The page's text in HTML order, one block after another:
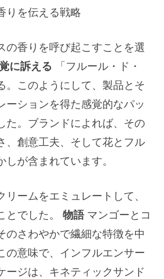
りを伝える戦略
の香りを呼び起こすことを選
に訴える 「フルール・ド・
。このようにして、製品とそ
ーションを得た感覚的なパッ
た。ブランドによれば、その
、創意工夫、そして花とフル
が含まれています。
ームをエミュレートして、
とでした。 物語 マンゴーとコ
のさわやかで繊細な特徴を中
の意味で、インフルエンサー
ージは、キネティックサンド